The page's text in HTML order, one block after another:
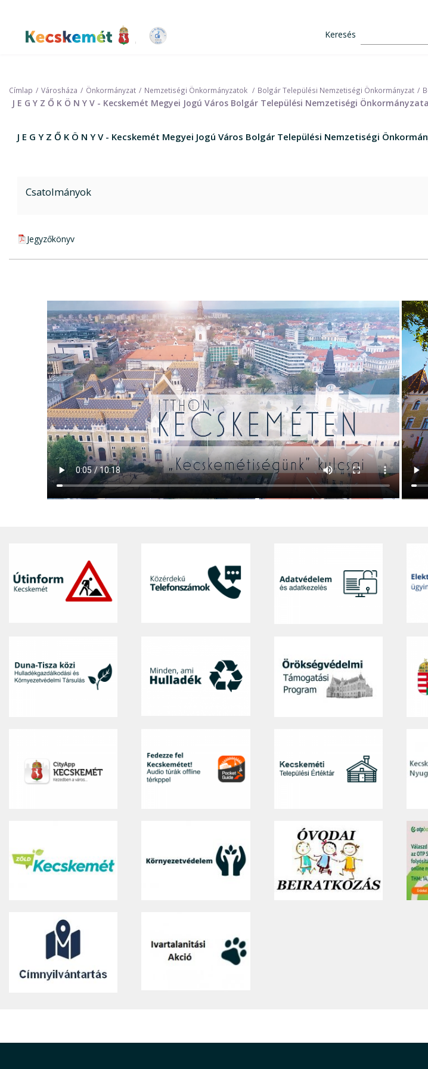
tartalomra
Kecskemét Város Honlapja
Keresés
Címlap Városháza Önkormányzat Nemzetiségi Önkormányzatok Bolgár Települési Nemzetiségi Önkormányzat
J E G Y Z Ő K Ö N Y V - Kecskemét Megyei Jogú Város Bolgár Települési Nemzetiségi
J E G Y Z Ő K Ö N Y V - Kecskemét Megyei Jogú Város Bolgár Települési Nemzetiségi
Csatolmányok
pdf csatolmány:
Jegyzőkönyv